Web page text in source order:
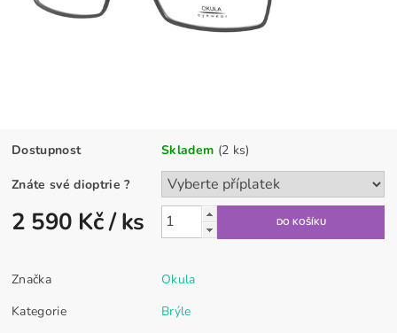
Dostupnost Skladem (2 ks)
Znáte své dioptrie?
2 590 Kč/ ks
Značka
Okula
Kategorie
Brýle